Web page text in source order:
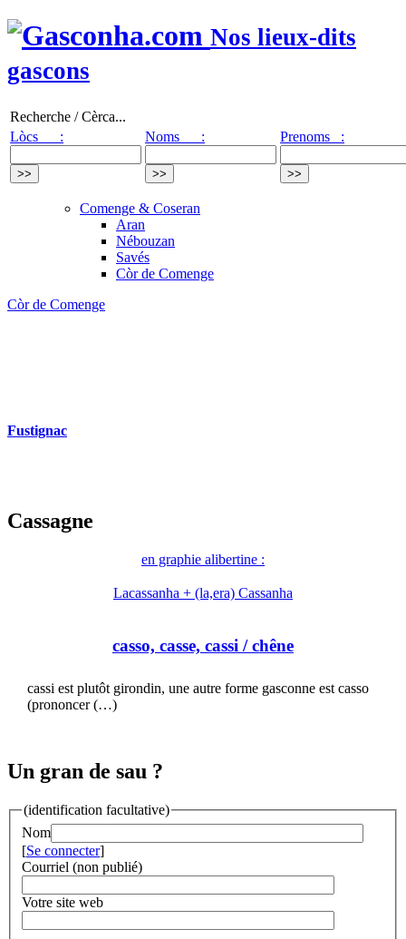
Nos lieux-dits
gascons
Recherche / Cèrca...
Lòcs :
Noms : Prenoms :
Comenge & Coseran
Aran
Nébouzan
Savés
Còr de Comenge
Còr de Comenge
Fustignac
Cassagne
en graphie alibertine :
Lacassanha + (la,era) Cassanha
casso, casse, cassi / chêne
cassi est plutôt girondin, une autre forme gasconne est casso
(prononcer (…)
Un gran de sau ?
(identification facultative)
Nom
[Se connecter]
Courriel (non publié)
Votre site web